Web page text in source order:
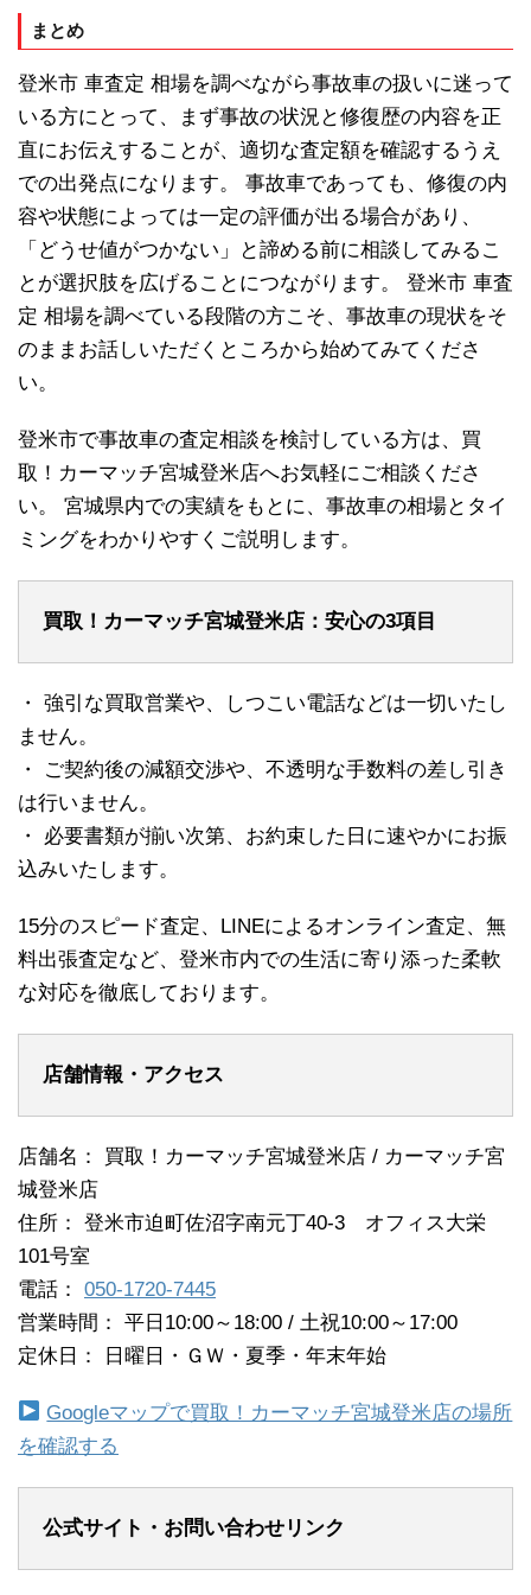
まとめ
登米市 車査定 相場を調べながら事故車の扱いに迷って
いる方にとって、まず事故の状況と修復歴の内容を正
直にお伝えすることが、適切な査定額を確認するうえ
での出発点になります。 事故車であっても、修復の内
容や状態によっては一定の評価が出る場合があり、
「どうせ値がつかない」と諦める前に相談してみるこ
とが選択肢を広げることにつながります。 登米市 車査
定 相場を調べている段階の方こそ、事故車の現状をそ
のままお話しいただくところから始めてみてくださ
い。
登米市で事故車の査定相談を検討している方は、買
取！カーマッチ宮城登米店へお気軽にご相談くださ
い。 宮城県内での実績をもとに、事故車の相場とタイ
ミングをわかりやすくご説明します。
買取！カーマッチ宮城登米店：安心の3項目
・ 強引な買取営業や、しつこい電話などは一切いたし
ません。
・ ご契約後の減額交渉や、不透明な手数料の差し引き
は行いません。
・ 必要書類が揃い次第、お約束した日に速やかにお振
込みいたします。
15分のスピード査定、LINEによるオンライン査定、無
料出張査定など、登米市内での生活に寄り添った柔軟
な対応を徹底しております。
店舗情報・アクセス
店舗名： 買取！カーマッチ宮城登米店 / カーマッチ宮
城登米店
住所： 登米市迫町佐沼字南元丁40-3 オフィス大栄
101号室
電話： 050-1720-7445
営業時間： 平日10:00～18:00 / 土祝10:00～17:00
定休日： 日曜日・ＧＷ・夏季・年末年始
Googleマップで買取！カーマッチ宮城登米店の場所
を確認する
公式サイト・お問い合わせリンク